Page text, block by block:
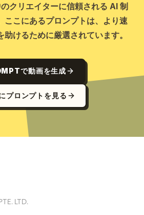
クリエイターに信頼される AI 制
ここにあるプロンプトは、より速
助けるために厳選されています。
で動画を生成
プロンプトを見る
LTD.